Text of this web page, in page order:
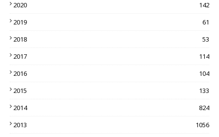
2020
142
2019
61
2018
53
2017
114
2016
104
2015
133
2014
824
2013
1056